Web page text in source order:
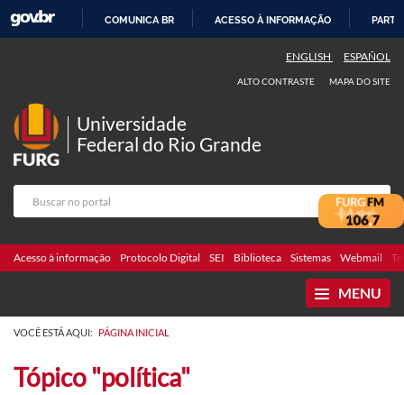
COMUNICA BR ACESSO À INFORMAÇÃO
ENGLISH ESPAÑOL
ALTO CONTRASTE MAPA DO SITE
Universidade
Federal do Rio Grande
Acesso à informação Protocolo Digital SEI Biblioteca Sistemas Webmail
MENU
VOCÊ ESTÁ AQUI: PÁGINA INICIAL
Tópico "política"